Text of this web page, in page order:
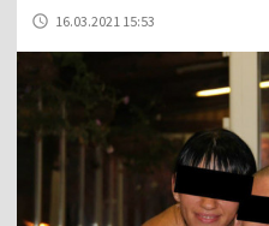
16.03.2021 15:53